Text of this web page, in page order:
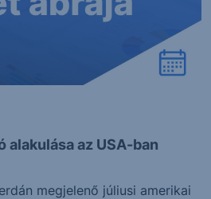
az USA-ban
megjelenő júliusi amerikai